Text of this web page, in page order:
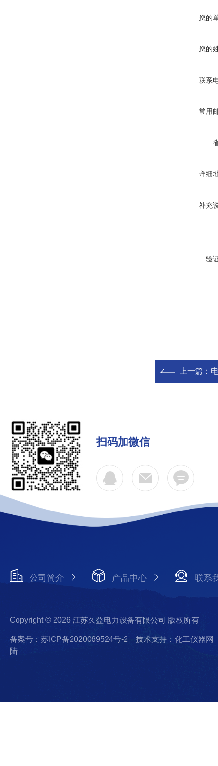
您的
您的
联系
常用
详细
补充
验
上一篇：
扫码加微信
公司简介 产品中心 联系
Copyright © 2026 江苏久益电力设备有限公司 版权所有
备案号：苏ICP备2020069524号-2
技术支持：化工仪器网
陆